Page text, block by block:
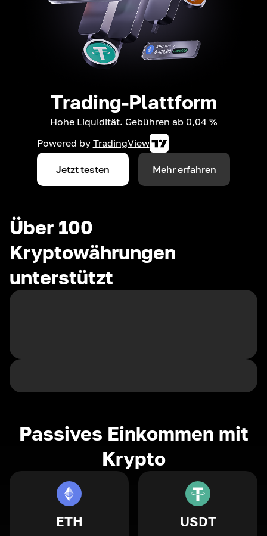
Trading-Plattform
Hohe Liquidität. Gebühren ab 0,04 %
Powered by TradingView
Jetzt testen Mehr erfahren
Über 100
Kryptowährungen
unterstützt
Passives Einkommen mit
Krypto
ETH USDT